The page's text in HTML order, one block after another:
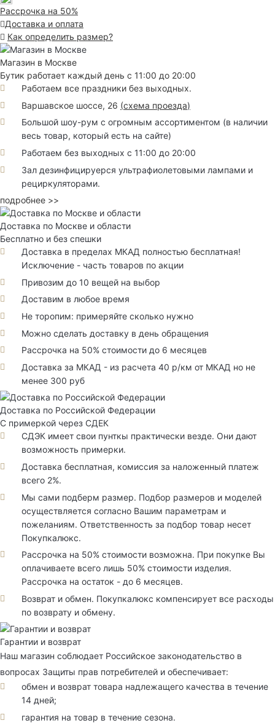
Рассрочка на 50%
Доставка и оплата
Как определить размер?
Магазин в Москве
Бутик работает каждый день с 11:00 до 20:00
Работаем все праздники без выходных.
Варшавское шоссе, 26 (схема проезда)
Большой шоу-рум с огромным ассортиментом (в наличии
весь товар, который есть на сайте)
Работаем без выходных с 11:00 до 20:00
Зал дезинфицируерся ультрафиолетовыми лампами и
рециркуляторами.
подробнее >>
Доставка по Москве и области
Бесплатно и без спешки
Доставка в пределах МКАД полностью бесплатная!
Исключение - часть товаров по акции
Привозим до 10 вещей на выбор
Доставим в любое время
Не торопим: примеряйте сколько нужно
Можно сделать доставку в день обращения
Рассрочка на 50% стоимости до 6 месяцев
Доставка за МКАД - из расчета 40 р/км от МКАД но не
менее 300 руб
Доставка по Российской Федерации
С примеркой через СДЕК
СДЭК имеет свои пунткы практически везде. Они дают
возможность примерки.
Доставка бесплатная, комиссия за наложенный платеж
всего 2%.
Мы сами подберм размер. Подбор размеров и моделей
осуществляется согласно Вашим параметрам и
пожеланиям. Ответственность за подбор товар несет
Покупкалюкс.
Рассрочка на 50% стоимости возможна. При покупке Вы
оплачиваете всего лишь 50% стоимости изделия.
Рассрочка на остаток - до 6 месяцев.
Возврат и обмен. Покупкалюкс компенсирует все расходы
по возврату и обмену.
Гарантии и возврат
Наш магазин соблюдает Российское законодательство в
вопросах Защиты прав потребителей и обеспечивает:
обмен и возврат товара надлежащего качества в течение
14 дней;
гарантия на товар в течение сезона.